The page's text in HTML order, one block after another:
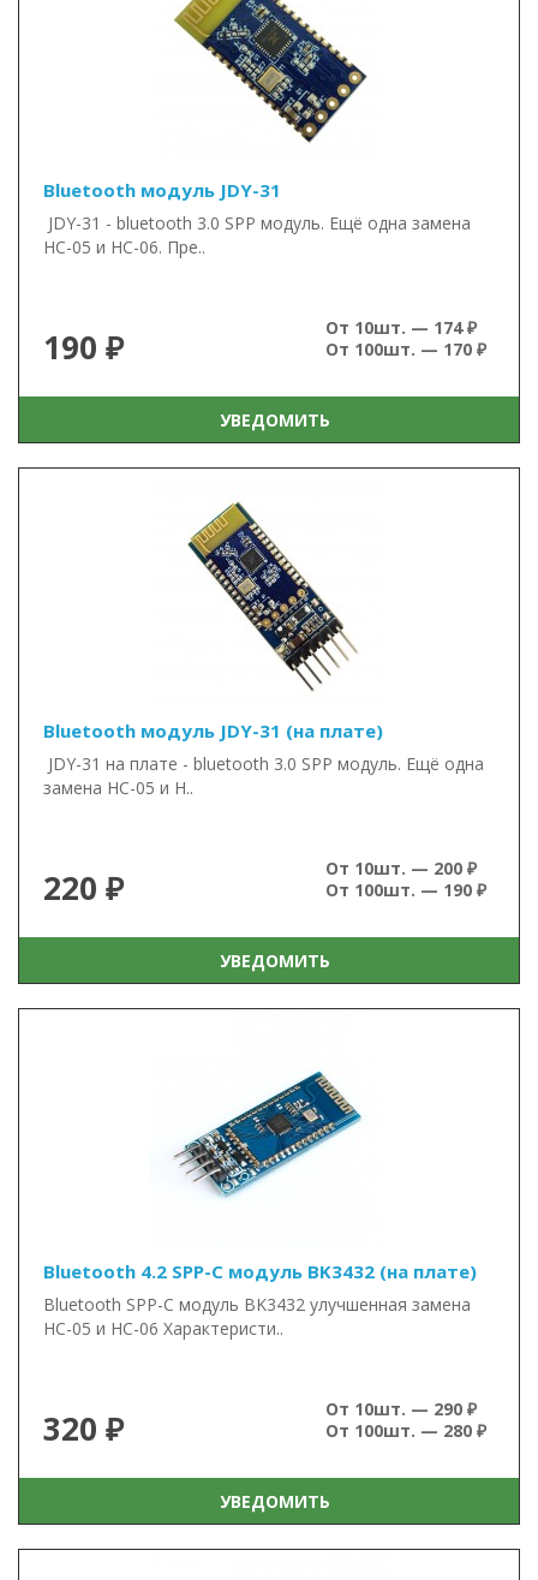
Bluetooth модуль JDY-31
JDY-31 - bluetooth 3.0 SPP модуль. Ещё одна замена
HC-05 и HC-06. Пре..
190 ₽
От 10шт. — 174 ₽
От 100шт. — 170 ₽
УВЕДОМИТЬ
Bluetooth модуль JDY-31 (на плате)
JDY-31 на плате - bluetooth 3.0 SPP модуль. Ещё одна
замена HC-05 и H..
220 ₽
От 10шт. — 200 ₽
От 100шт. — 190 ₽
УВЕДОМИТЬ
Bluetooth 4.2 SPP-C модуль BK3432 (на плате)
Bluetooth SPP-C модуль BK3432 улучшенная замена
HC-05 и HC-06 Характеристи..
320 ₽
От 10шт. — 290 ₽
От 100шт. — 280 ₽
УВЕДОМИТЬ